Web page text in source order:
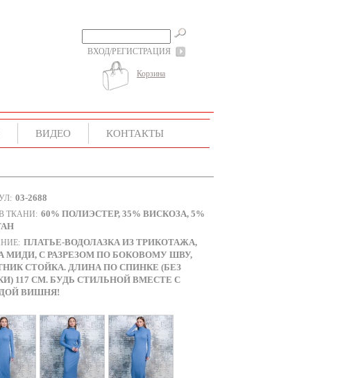
ВХОД/РЕГИСТРАЦИЯ
Корзина
ВИДЕО КОНТАКТЫ
03-2688
ТКАНИ: 60% ПОЛИЭСТЕР, 35% ВИСКОЗА, 5%
ПЛАТЬЕ-ВОДОЛАЗКА ИЗ ТРИКОТАЖА,
МИДИ, С РАЗРЕЗОМ ПО БОКОВОМУ ШВУ,
СТОЙКА. ДЛИНА ПО СПИНКЕ (БЕЗ
117 СМ. БУДЬ СТИЛЬНОЙ ВМЕСТЕ С
ВИШНЯ!